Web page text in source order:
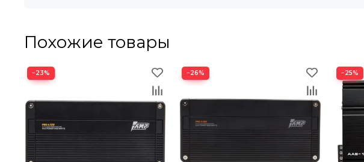
Похожие товары
−23% −26% −25%